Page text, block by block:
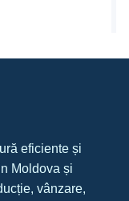
eficiente și
Moldova și
vânzare,